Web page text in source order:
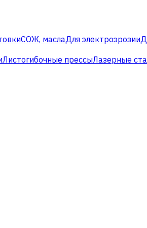
СОЖ, маслаДля электроэрозии
Листогибочные прессыЛазерные